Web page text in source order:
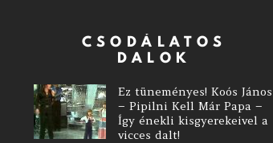
CSODÁLATOS
DALOK
Ez tüneményes! Koós János
– Pipilni Kell Már Papa –
Így énekli kisgyerekeivel a
vicces dalt!